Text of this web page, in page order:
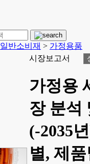
일반소비재 > 가정용품
시장보고서
가정용
장 분석
(-2035
별, 제